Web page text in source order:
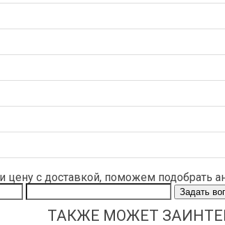
цену с доставкой, поможем подобрать
Задать
ТАКЖЕ МОЖЕТ